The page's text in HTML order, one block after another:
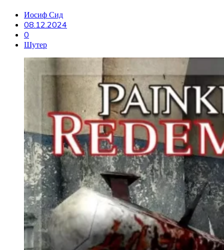
Иосиф Сид
08.12.2024
0
Шутер